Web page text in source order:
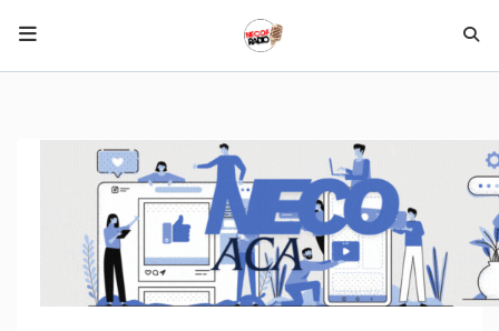
LOCAL NEWS
NEWS